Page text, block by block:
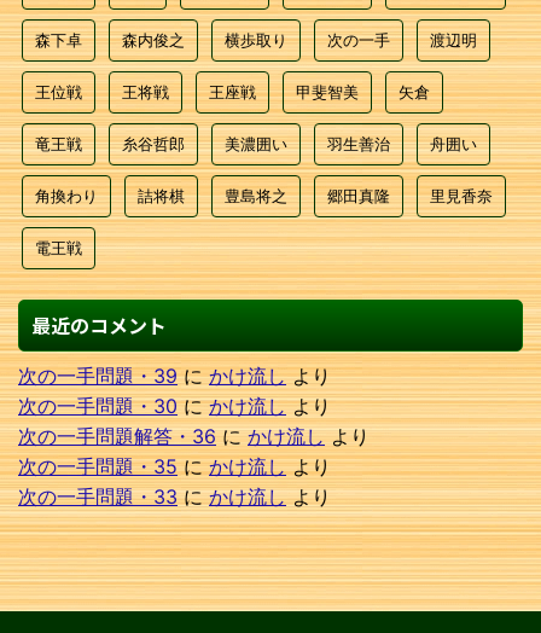
森下卓 森内俊之 横歩取り 次の一手 渡辺明
王位戦 王将戦 王座戦 甲斐智美 矢倉
竜王戦 糸谷哲郎 美濃囲い 羽生善治 舟囲い
角換わり 詰将棋 豊島将之 郷田真隆 里見香奈
電王戦
最近のコメント
次の一手問題・39にかけ流しより
次の一手問題・30にかけ流しより
次の一手問題解答・36にかけ流しより
次の一手問題・35にかけ流しより
次の一手問題・33にかけ流しより